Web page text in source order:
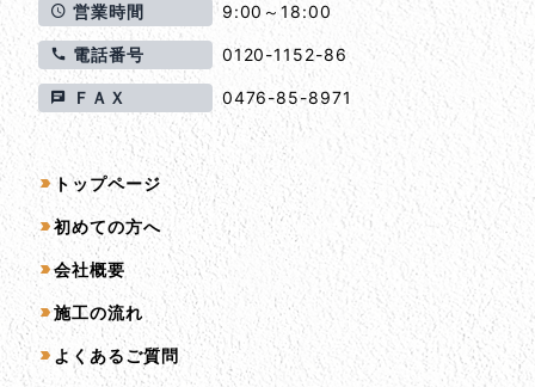
営業時間 9:00～18:00
電話番号 0120-1152-86
ＦＡＸ 0476-85-8971
サイトマップ
トップページ
初めての方へ
会社概要
施工の流れ
よくあるご質問